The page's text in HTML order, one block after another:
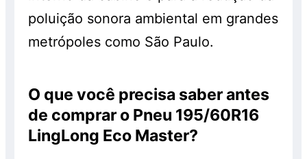
poluição sonora ambiental em grandes
metrópoles como São Paulo.
O que você precisa saber antes
de comprar o Pneu 195/60R16
LingLong Eco Master?